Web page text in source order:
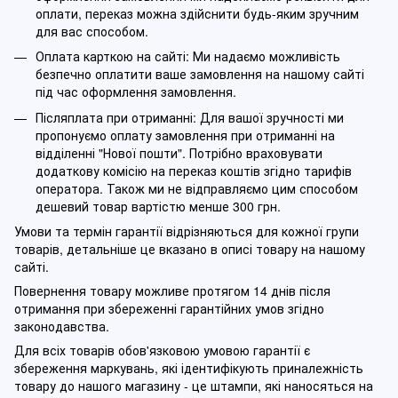
оплати, переказ можна здійснити будь-яким зручним
для вас способом.
Оплата карткою на сайті: Ми надаємо можливість
безпечно оплатити ваше замовлення на нашому сайті
під час оформлення замовлення.
Післяплата при отриманні: Для вашої зручності ми
пропонуємо оплату замовлення при отриманні на
відділенні "Нової пошти". Потрібно враховувати
додаткову комісію на переказ коштів згідно тарифів
оператора. Також ми не відправляємо цим способом
дешевий товар вартістю менше 300 грн.
Умови та термін гарантії відрізняються для кожної групи
товарів, детальніше це вказано в описі товару на нашому
сайті.
Повернення товару можливе протягом 14 днів після
отримання при збереженні гарантійних умов згідно
законодавства.
Для всіх товарів обов'язковою умовою гарантії є
збереження маркувань, які ідентифікують приналежність
товару до нашого магазину - це штампи, які наносяться на